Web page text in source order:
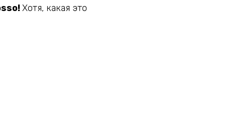
Хотя, какая это